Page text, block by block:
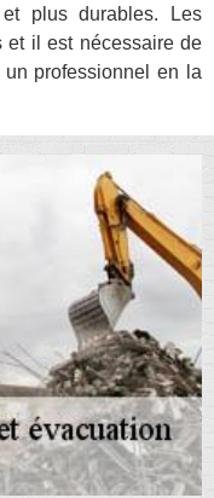
plus durables. Les
et il est nécessaire de
professionnel en la